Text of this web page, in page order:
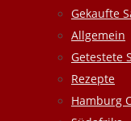
Gekaufte
Allgemein
Getestete
Rezepte
Hamburg